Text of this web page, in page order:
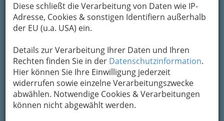
Diese schließt die Verarbeitung von Daten wie IP-
Adresse, Cookies & sonstigen Identifiern außerhalb
der EU (u.a. USA) ein.
Details zur Verarbeitung Ihrer Daten und Ihren
Rechten finden Sie in der Datenschutzinformation.
Hier können Sie Ihre Einwilligung jederzeit
widerrufen sowie einzelne Verarbeitungszwecke
abwählen. Notwendige Cookies & Verarbeitungen
können nicht abgewählt werden.